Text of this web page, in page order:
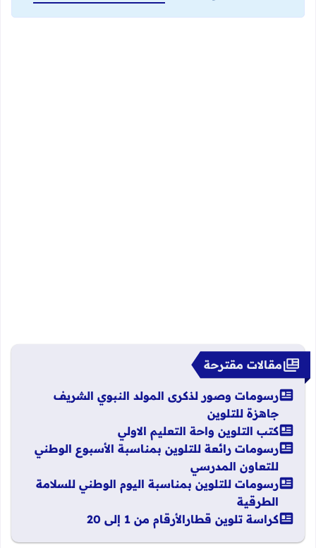
مقالات مقترحة
رسومات وصور لذكرى المولد النبوي الشريف
جاهزة للتلوين
كتب التلوين واحة التعليم الاولي
رسومات رائعة للتلوين بمناسبة الأسبوع الوطني
للتعاون المدرسي
رسومات للتلوين بمناسبة اليوم الوطني للسلامة
الطرقية
كراسة تلوين قطارالأرقام من 1 إلى 20